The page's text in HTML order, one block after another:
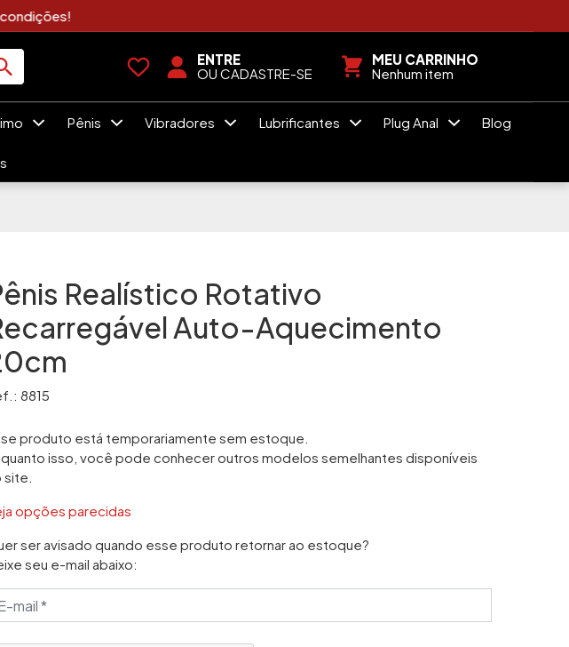
Sexshop
ENTRE
OU CADASTRE-SE
MEU CARRINHO
Nenhum item
Pênis Vibradores Lubrificantes Plug Anal Blog
Realístico Rotativo
Auto-Aquecimento
8815
produto está temporariamente sem estoque.
isso, você pode conhecer outros modelos semelhantes disponíveis
site.
opções parecidas
ser avisado quando esse produto retornar ao estoque?
seu e-mail abaixo: